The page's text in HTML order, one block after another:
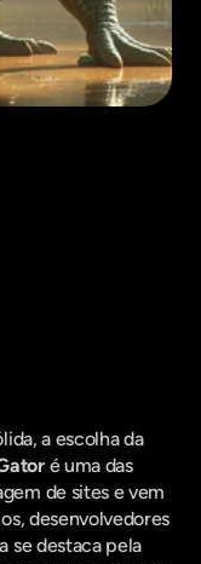
a escolha da
é uma das
de sites e vem
desenvolvedores
se destaca pela